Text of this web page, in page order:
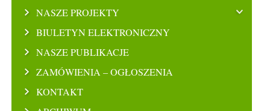
NASZE PROJEKTY
BIULETYN ELEKTRONICZNY
NASZE PUBLIKACJE
ZAMÓWIENIA – OGŁOSZENIA
KONTAKT